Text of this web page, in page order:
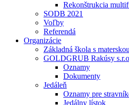
Rekonštrukcia
SODB 2021
Voľby
Referendá
Organizácie
Základná škola s
GOLDGRUB Rakúsy
Oznamy
Dokumenty
Jedáleň
Oznamy pre
Jedálny lístok